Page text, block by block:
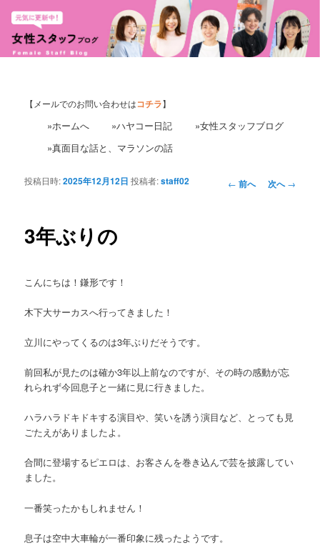
【メールでのお問い合わせはコチラ】
»ホームへ »ハヤコー日記
»女性スタッフブログ
»真面目な話と、マラソンの話
投
← 前へ 次へ→
3年ぶりの
投稿日時:2025年12月12日 投稿者:staff02
こんにちは！鎌形です！
木下大サーカスへ行ってきました！
立川にやってくるのは3年ぶりだそうです。
前回私が見たのは確か3年以上前なのですが、その時の感動が忘
れられず今回息子と一緒に見に行きました。
ハラハラドキドキする演目や、笑いを誘う演目など、とっても見
ごたえがありましたよ。
合間に登場するピエロは、お客さんを巻き込んで芸を披露してい
ました。
一番笑ったかもしれません！
息子は空中大車輪が一番印象に残ったようです。